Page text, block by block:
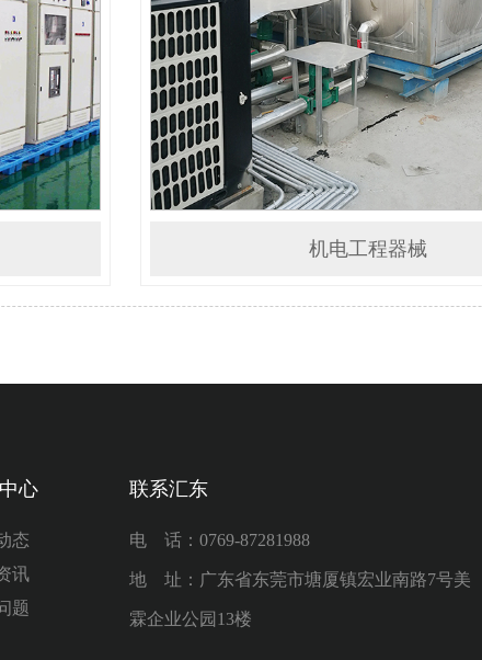
机电工程器械
心
态
讯
题
联系汇东
电 话：0769-87281988
地 址：广东省东莞市塘厦镇宏业南路7号美
霖企业公园13楼